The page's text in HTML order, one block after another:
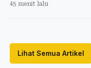
45 menit lalu
Lihat Semua Artikel